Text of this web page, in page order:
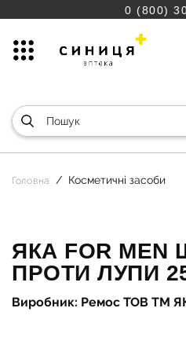
0 (800)
Головна Косметичні засоби
ЯКА FOR
ПРОТИ ЛУПИ
Виробник: Ремос ТОВ ТМ